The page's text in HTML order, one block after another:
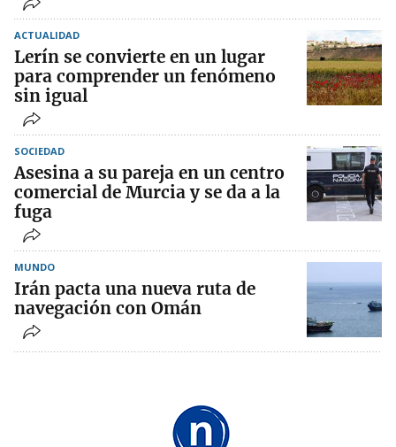
ACTUALIDAD
Lerín se convierte en un lugar
para comprender un fenómeno
sin igual
SOCIEDAD
Asesina a su pareja en un centro
comercial de Murcia y se da a la
fuga
MUNDO
Irán pacta una nueva ruta de
navegación con Omán